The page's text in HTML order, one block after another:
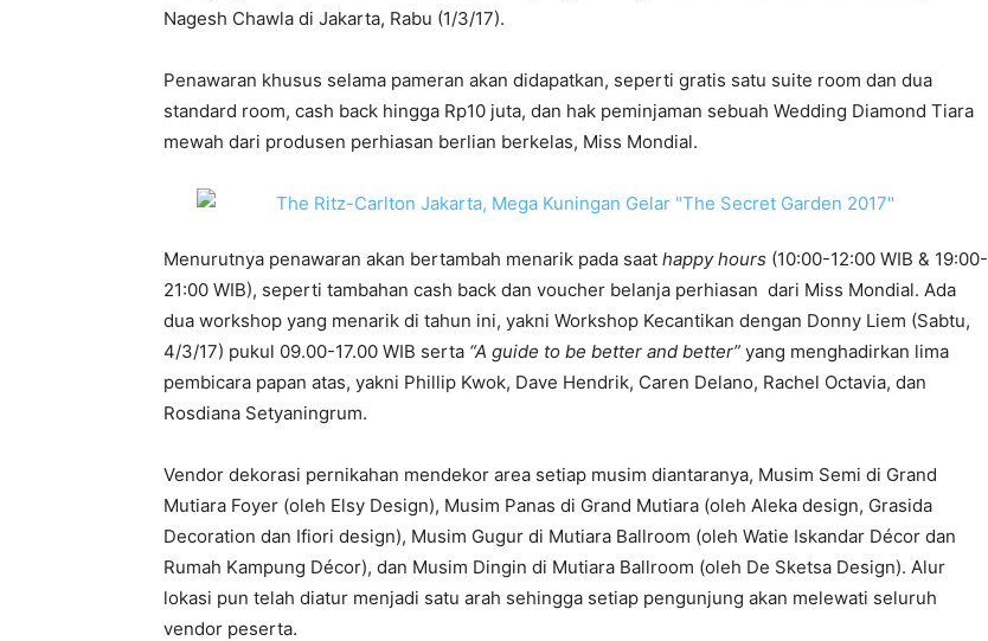
Nagesh Chawla di Jakarta, Rabu (1/3/17).
Penawaran khusus selama pameran akan didapatkan, seperti gratis satu suite room dan dua
standard room, cash back hingga Rp10 juta, dan hak peminjaman sebuah Wedding Diamond Tiara
mewah dari produsen perhiasan berlian berkelas, Miss Mondial.
Menurutnya penawaran akan bertambah menarik pada saat happy hours (10:00-12:00 WIB & 19:00-
21:00 WIB), seperti tambahan cash back dan voucher belanja perhiasan dari Miss Mondial. Ada
dua workshop yang menarik di tahun ini, yakni Workshop Kecantikan dengan Donny Liem (Sabtu,
4/3/17) pukul 09.00-17.00 WIB serta “A guide to be better and better” yang menghadirkan lima
pembicara papan atas, yakni Phillip Kwok, Dave Hendrik, Caren Delano, Rachel Octavia, dan
Rosdiana Setyaningrum.
Vendor dekorasi pernikahan mendekor area setiap musim diantaranya, Musim Semi di Grand
Mutiara Foyer (oleh Elsy Design), Musim Panas di Grand Mutiara (oleh Aleka design, Grasida
Decoration dan Ifiori design), Musim Gugur di Mutiara Ballroom (oleh Watie Iskandar Décor dan
Rumah Kampung Décor), dan Musim Dingin di Mutiara Ballroom (oleh De Sketsa Design). Alur
lokasi pun telah diatur menjadi satu arah sehingga setiap pengunjung akan melewati seluruh
vendor peserta.